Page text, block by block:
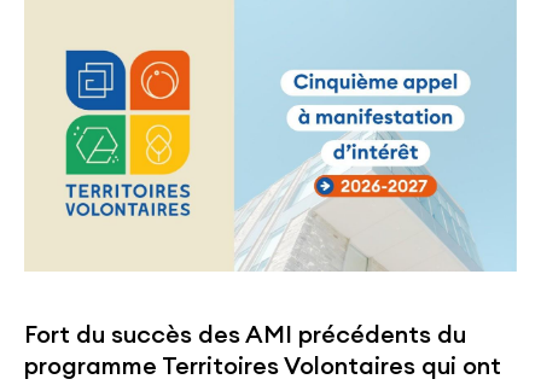
Fort du succès des AMI précédents du
programme Territoires Volontaires qui ont